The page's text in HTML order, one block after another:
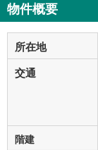
物件概要
所在地
交通
階建